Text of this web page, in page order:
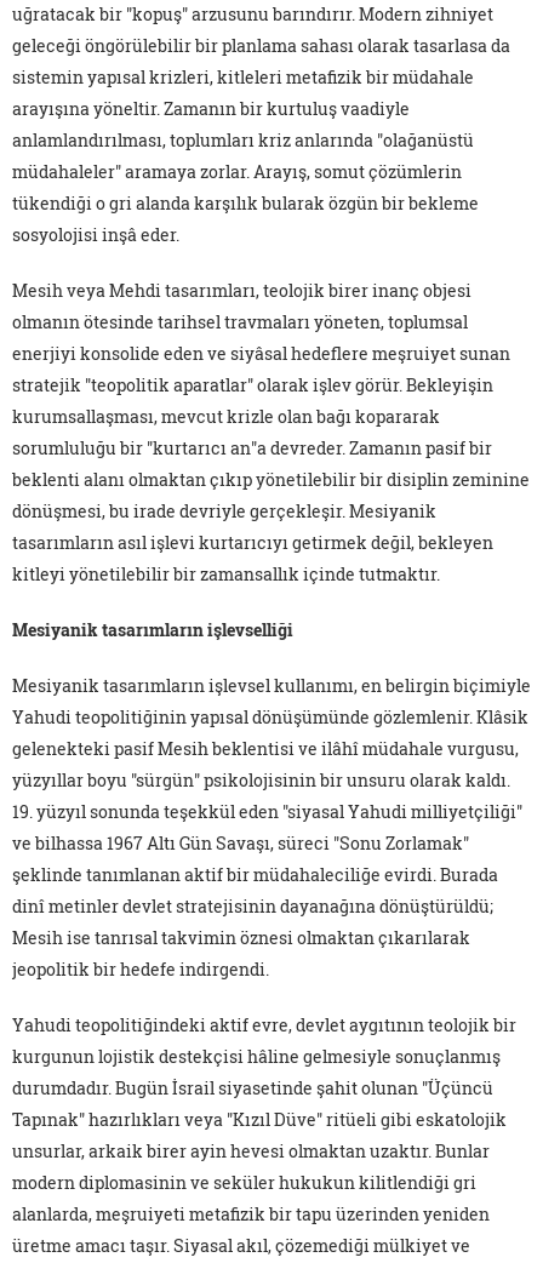
uğratacak bir "kopuş" arzusunu barındırır. Modern zihniyet
geleceği öngörülebilir bir planlama sahası olarak tasarlasa da
sistemin yapısal krizleri, kitleleri metafizik bir müdahale
arayışına yöneltir. Zamanın bir kurtuluş vaadiyle
anlamlandırılması, toplumları kriz anlarında "olağanüstü
müdahaleler" aramaya zorlar. Arayış, somut çözümlerin
tükendiği o gri alanda karşılık bularak özgün bir bekleme
sosyolojisi inşâ eder.
Mesih veya Mehdi tasarımları, teolojik birer inanç objesi
olmanın ötesinde tarihsel travmaları yöneten, toplumsal
enerjiyi konsolide eden ve siyâsal hedeflere meşruiyet sunan
stratejik "teopolitik aparatlar" olarak işlev görür. Bekleyişin
kurumsallaşması, mevcut krizle olan bağı kopararak
sorumluluğu bir "kurtarıcı an"a devreder. Zamanın pasif bir
beklenti alanı olmaktan çıkıp yönetilebilir bir disiplin zeminine
dönüşmesi, bu irade devriyle gerçekleşir. Mesiyanik
tasarımların asıl işlevi kurtarıcıyı getirmek değil, bekleyen
kitleyi yönetilebilir bir zamansallık içinde tutmaktır.
Mesiyanik tasarımların işlevselliği
Mesiyanik tasarımların işlevsel kullanımı, en belirgin biçimiyle
Yahudi teopolitiğinin yapısal dönüşümünde gözlemlenir. Klâsik
gelenekteki pasif Mesih beklentisi ve ilâhî müdahale vurgusu,
yüzyıllar boyu "sürgün" psikolojisinin bir unsuru olarak kaldı.
19. yüzyıl sonunda teşekkül eden "siyasal Yahudi milliyetçiliği"
ve bilhassa 1967 Altı Gün Savaşı, süreci "Sonu Zorlamak"
şeklinde tanımlanan aktif bir müdahaleciliğe evirdi. Burada
dinî metinler devlet stratejisinin dayanağına dönüştürüldü;
Mesih ise tanrısal takvimin öznesi olmaktan çıkarılarak
jeopolitik bir hedefe indirgendi.
Yahudi teopolitiğindeki aktif evre, devlet aygıtının teolojik bir
kurgunun lojistik destekçisi hâline gelmesiyle sonuçlanmış
durumdadır. Bugün İsrail siyasetinde şahit olunan "Üçüncü
Tapınak" hazırlıkları veya "Kızıl Düve" ritüeli gibi eskatolojik
unsurlar, arkaik birer ayin hevesi olmaktan uzaktır. Bunlar
modern diplomasinin ve seküler hukukun kilitlendiği gri
alanlarda, meşruiyeti metafizik bir tapu üzerinden yeniden
üretme amacı taşır. Siyasal akıl, çözemediği mülkiyet ve